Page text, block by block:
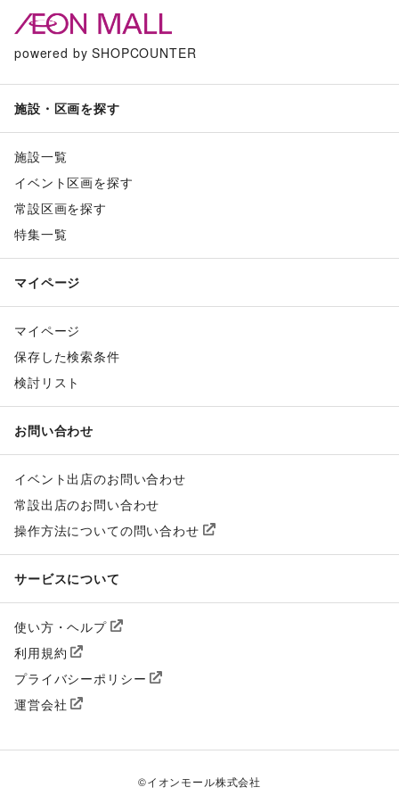
powered by SHOPCOUNTER
施設・区画を探す
施設一覧
イベント区画を探す
常設区画を探す
特集一覧
マイページ
マイページ
保存した検索条件
検討リスト
お問い合わせ
イベント出店のお問い合わせ
常設出店のお問い合わせ
操作方法についての問い合わせ
サービスについて
使い方・ヘルプ
利用規約
プライバシーポリシー
運営会社
©イオンモール株式会社